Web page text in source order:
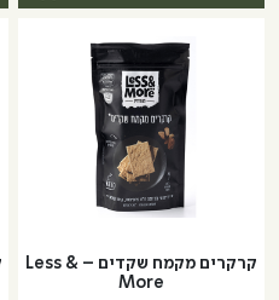
מור
וקינמון
קרקרים מקמח שקדים – Less &
More